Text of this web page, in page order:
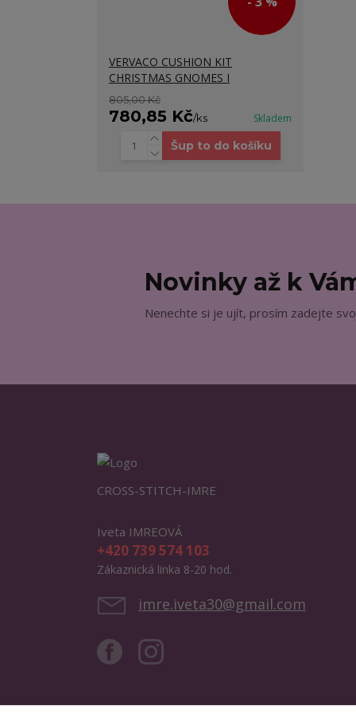
VERVACO CUSHION KIT
CHRISTMAS GNOMES I
805,00 Kč
780,85 Kč/ks Skladem
Šup to do košíku
Novinky až k
Nenechte si je ujít, prosím zadejte
CROSS-STITCH-IMRE
Iveta IMREOVÁ
+420 739 574 103
Zákaznická linka 8-20 hod.
imre.iveta30@gmail.com